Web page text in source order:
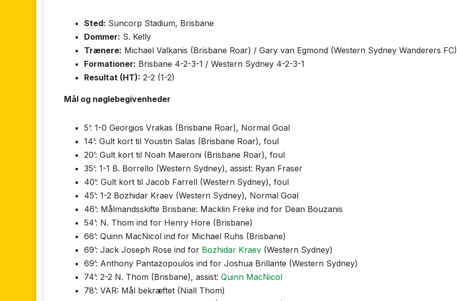
Sted: Suncorp Stadium, Brisbane
Dommer: S. Kelly
Trænere: Michael Valkanis (Brisbane Roar) / Gary van Egmond (Western Sydney Wanderers FC)
Formationer: Brisbane 4-2-3-1 / Western Sydney 4-2-3-1
Resultat (HT): 2-2 (1-2)
Mål og nøglebegivenheder
5’: 1-0 Georgios Vrakas (Brisbane Roar), Normal Goal
14’: Gult kort til Youstin Salas (Brisbane Roar), foul
20’: Gult kort til Noah Maieroni (Brisbane Roar), foul
35’: 1-1 B. Borrello (Western Sydney), assist: Ryan Fraser
40’: Gult kort til Jacob Farrell (Western Sydney), foul
45’: 1-2 Bozhidar Kraev (Western Sydney), Normal Goal
46’: Målmandsskifte Brisbane: Macklin Freke ind for Dean Bouzanis
54’: N. Thom ind for Henry Hore (Brisbane)
66’: Quinn MacNicol ind for Michael Ruhs (Brisbane)
69’: Jack Joseph Rose ind for Bozhidar Kraev (Western Sydney)
69’: Anthony Pantazopoulos ind for Joshua Brillante (Western Sydney)
74’: 2-2 N. Thom (Brisbane), assist: Quinn MacNicol
78’: VAR: Mål bekræftet (Niall Thom)